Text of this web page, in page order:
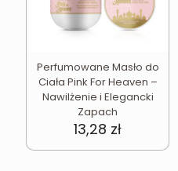
Perfumowane Masło do
Ciała Pink For Heaven –
Nawilżenie i Elegancki
Zapach
13,28 zł